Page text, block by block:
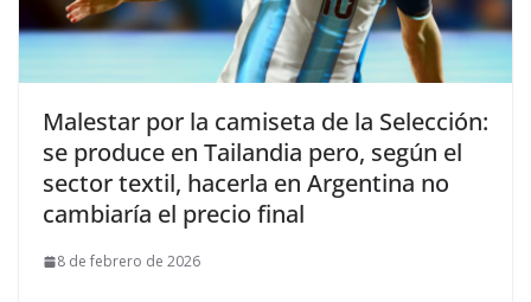
Malestar por la camiseta de la Selección:
se produce en Tailandia pero, según el
sector textil, hacerla en Argentina no
cambiaría el precio final
8 de febrero de 2026